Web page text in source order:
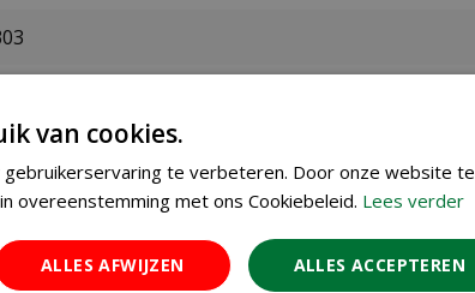
van cookies.
te verbeteren. Door onze website te
overeenstemming met ons Cookiebeleid. Lees verder
ALLES ACCEPTEREN
ALLES AFWIJZEN